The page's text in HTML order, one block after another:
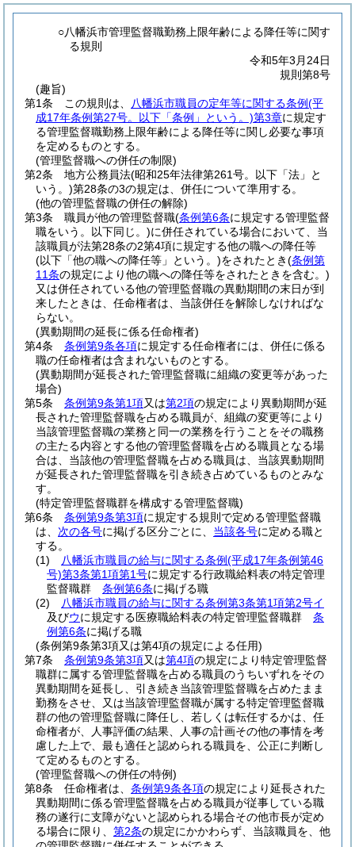
○八幡浜市管理監督職勤務上限年齢による降任等に関す
る規則
令和5年3月24日
規則第8号
(趣旨)
第1条
この規則は、 八幡浜市職員の定年等に関する条例(平
成17年条例第27号。以下「条例」という。)第3章に規定す
る管理監督職勤務上限年齢による降任等に関し必要な事項
を定めるものとする。
(管理監督職への併任の制限)
第2条
地方公務員法(昭和25年法律第261号。以下「法」と
いう。)第28条の3の規定は、併任について準用する。
(他の管理監督職の併任の解除)
第3条
職員が他の管理監督職(条例第6条に規定する管理監督
職をいう。以下同じ。)に併任されている場合において、当
該職員が法第28条の2第4項に規定する他の職への降任等
(以下「他の職への降任等」という。)をされたとき(条例第
11条の規定により他の職への降任等をされたときを含む。)
又は併任されている他の管理監督職の異動期間の末日が到
来したときは、任命権者は、当該併任を解除しなければな
らない。
(異動期間の延長に係る任命権者)
第4条
条例第9条各項に規定する任命権者には、併任に係る
職の任命権者は含まれないものとする。
(異動期間が延長された管理監督職に組織の変更等があった
場合)
第5条
条例第9条第1項又は第2項の規定により異動期間が延
長された管理監督職を占める職員が、組織の変更等により
当該管理監督職の業務と同一の業務を行うことをその職務
の主たる内容とする他の管理監督職を占める職員となる場
合は、当該他の管理監督職を占める職員は、当該異動期間
が延長された管理監督職を引き続き占めているものとみな
す。
(特定管理監督職群を構成する管理監督職)
第6条
条例第9条第3項に規定する規則で定める管理監督職
は、 次の各号に掲げる区分ごとに、 当該各号に定める職と
する。
(1)
八幡浜市職員の給与に関する条例(平成17年条例第46
号)第3条第1項第1号に規定する行政職給料表の特定管理
監督職群 条例第6条に掲げる職
(2)
八幡浜市職員の給与に関する条例第3条第1項第2号イ
及びウに規定する医療職給料表の特定管理監督職群 条
例第6条に掲げる職
(条例第9条第3項又は第4項の規定による任用)
第7条
条例第9条第3項又は第4項の規定により特定管理監督
職群に属する管理監督職を占める職員のうちいずれをその
異動期間を延長し、引き続き当該管理監督職を占めたまま
勤務をさせ、又は当該管理監督職が属する特定管理監督職
群の他の管理監督職に降任し、若しくは転任するかは、任
命権者が、人事評価の結果、人事の計画その他の事情を考
慮した上で、最も適任と認められる職員を、公正に判断し
て定めるものとする。
(管理監督職への併任の特例)
第8条
任命権者は、 条例第9条各項の規定により延長された
異動期間に係る管理監督職を占める職員が従事している職
務の遂行に支障がないと認められる場合その他市長が定め
る場合に限り、 第2条の規定にかかわらず、当該職員を、他